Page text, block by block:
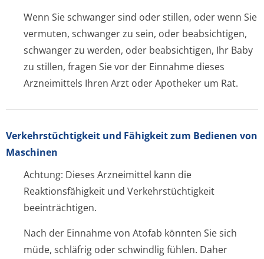
Wenn Sie schwanger sind oder stillen, oder wenn Sie
vermuten, schwanger zu sein, oder beabsichtigen,
schwanger zu werden, oder beabsichtigen, Ihr Baby
zu stillen, fragen Sie vor der Einnahme dieses
Arzneimittels Ihren Arzt oder Apotheker um Rat.
Verkehrstüchtig­keit und Fähigkeit zum Bedienen von
Maschinen
Achtung: Dieses Arzneimittel kann die
Reaktionsfähigkeit und Verkehrstüchtigkeit
beeinträchtigen.
Nach der Einnahme von Atofab könnten Sie sich
müde, schläfrig oder schwindlig fühlen. Daher